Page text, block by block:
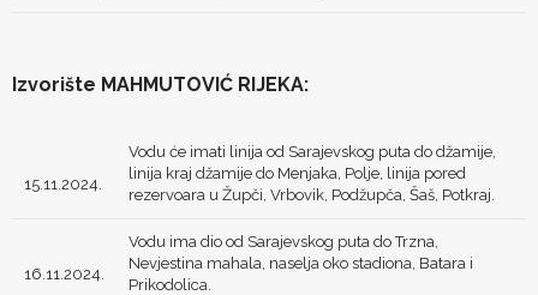
Izvorište MAHMUTOVIĆ RIJEKA:
15.11.2024.
Vodu će imati linija od Sarajevskog puta do džamije,
linija kraj džamije do Menjaka, Polje, linija pored
rezervoara u Župči, Vrbovik, Podžupča, Šaš, Potkraj.
16.11.2024.
Vodu ima dio od Sarajevskog puta do Trzna,
Nevjestina mahala, naselja oko stadiona, Batara i
Prikodolica.